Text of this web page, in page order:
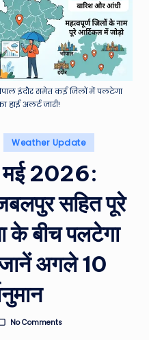
इंदौर समेत कई जिलों में पलटेगा
हाई अलर्ट जारी!
Weather Update
मई 2026:
सहित पूरे
के बीच पलटेगा
अगले 10
No Comments